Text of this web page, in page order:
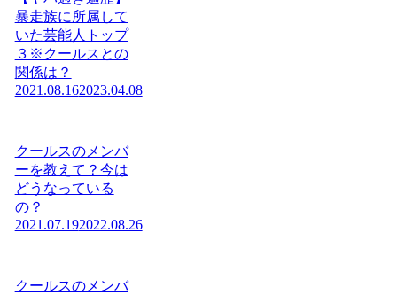
暴走族に所属して
いた芸能人トップ
３※クールスとの
関係は？
2021.08.162023.04.08
クールスのメンバ
ーを教えて？今は
どうなっている
の？
2021.07.192022.08.26
クールスのメンバ